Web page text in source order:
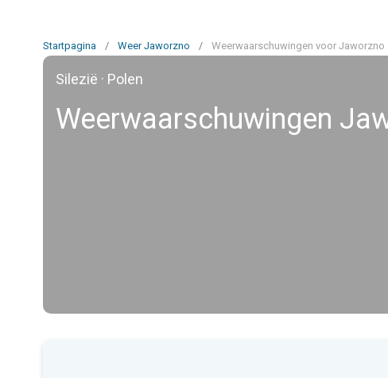
Startpagina / Weer Jaworzno / Weerwaarschuwingen voor Jaworzno
Silezië · Polen
Weerwaarschuwingen